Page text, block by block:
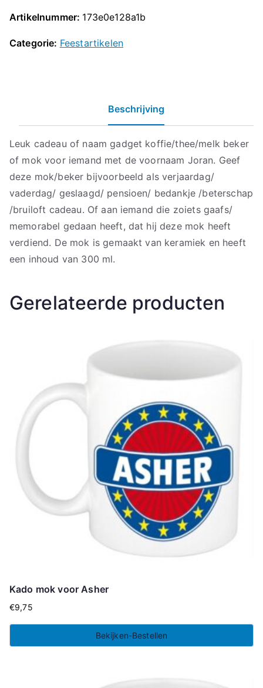
Artikelnummer: 173e0e128a1b
Categorie: Feestartikelen
Beschrijving
Leuk cadeau of naam gadget koffie/thee/melk beker
of mok voor iemand met de voornaam Joran. Geef
deze mok/beker bijvoorbeeld als verjaardag/
vaderdag/ geslaagd/ pensioen/ bedankje /beterschap
/bruiloft cadeau. Of aan iemand die zoiets gaafs/
memorabel gedaan heeft, dat hij deze mok heeft
verdiend. De mok is gemaakt van keramiek en heeft
een inhoud van 300 ml.
Gerelateerde producten
Kado mok voor Asher
€9,75
Bekijken-Bestellen